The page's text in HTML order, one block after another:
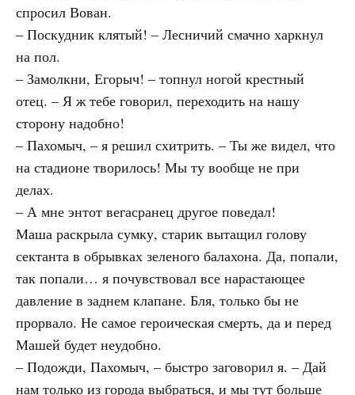
спросил Вован.
– Поскудник клятый! – Лесничий смачно харкнул
на пол.
– Замолкни, Егорыч! – топнул ногой крестный
отец. – Я ж тебе говорил, переходить на нашу
сторону надобно!
– Пахомыч, – я решил схитрить. – Ты же видел, что
на стадионе творилось! Мы ту вообще не при
делах.
– А мне энтот вегасранец другое поведал!
Маша раскрыла сумку, старик вытащил голову
сектанта в обрывках зеленого балахона. Да, попали,
так попали… я почувствовал все нарастающее
давление в заднем клапане. Бля, только бы не
прорвало. Не самое героическая смерть, да и перед
Машей будет неудобно.
– Подожди, Пахомыч, – быстро заговорил я. – Дай
нам только из города выбраться, и мы тут больше